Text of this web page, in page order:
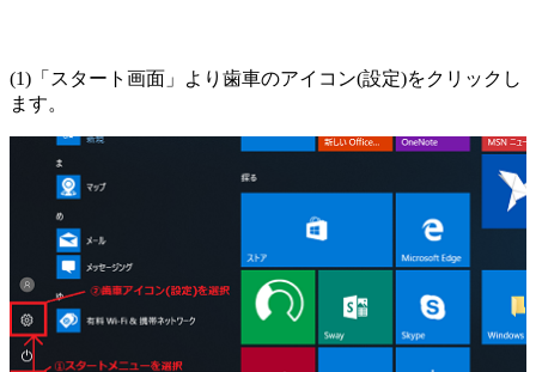
(1)「スタート画面」より歯車のアイコン(設定)をクリックし
ます。